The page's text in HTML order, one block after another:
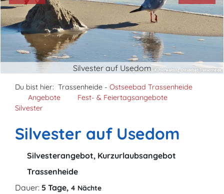
Silvester auf Usedom
Du bist hier: Trassenheide - Ostseebad Trassenheide
Angebote
Fest- & Feiertagsangebote
Silvester
Silvester auf Usedom
Silvesterangebot, Kurzurlaubsangebot
Trassenheide
Dauer: 5 Tage, 4 Nächte